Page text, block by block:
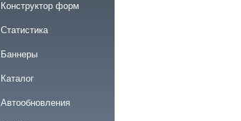
Конструктор форм
Статистика
Баннеры
Каталог
Автообновления